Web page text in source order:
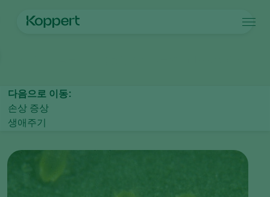
식물 질병 관리
수분
식물 건강
모니터링
시설 채소
관상용(화훼, 잔디)
과일류
해충과 질병
해충 방제
식물 질병
코퍼트 소개
코퍼트 소개
코퍼트 소개
코퍼트 채용 정보
검색
다음으로 이동:
손상 증상
생애주기